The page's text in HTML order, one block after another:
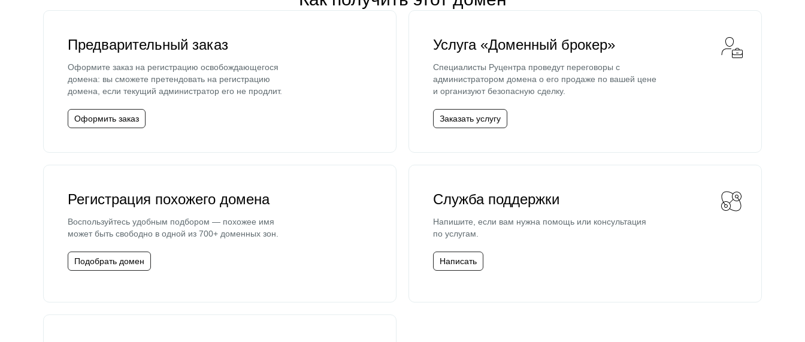
Предварительный заказ
Оформите заказ на регистрацию освобождающегося
домена: вы сможете претендовать на регистрацию
домена, если текущий администратор его не продлит.
Оформить заказ
Услуга «Доменный брокер»
Специалисты Руцентра проведут переговоры с
администратором домена о его продаже по вашей цене
и организуют безопасную сделку.
Заказать услугу
Регистрация похожего домена
Воспользуйтесь удобным подбором — похожее имя
может быть свободно в одной из 700+ доменных зон.
Подобрать домен
Служба поддержки
Напишите, если вам нужна помощь или консультация
по услугам.
Написать